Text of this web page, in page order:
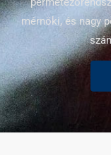
mérnöki, és nagy